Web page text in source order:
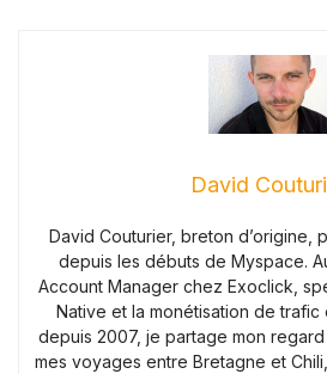
David
David Couturier, breton d’origine,
depuis les débuts de Myspace.
Account Manager chez Exoclick,
Native et la monétisation de trafic
depuis 2007, je partage mon regard
mes voyages entre Bretagne et